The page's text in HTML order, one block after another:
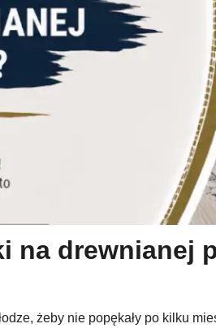
na
żeby nie popękały po kilku